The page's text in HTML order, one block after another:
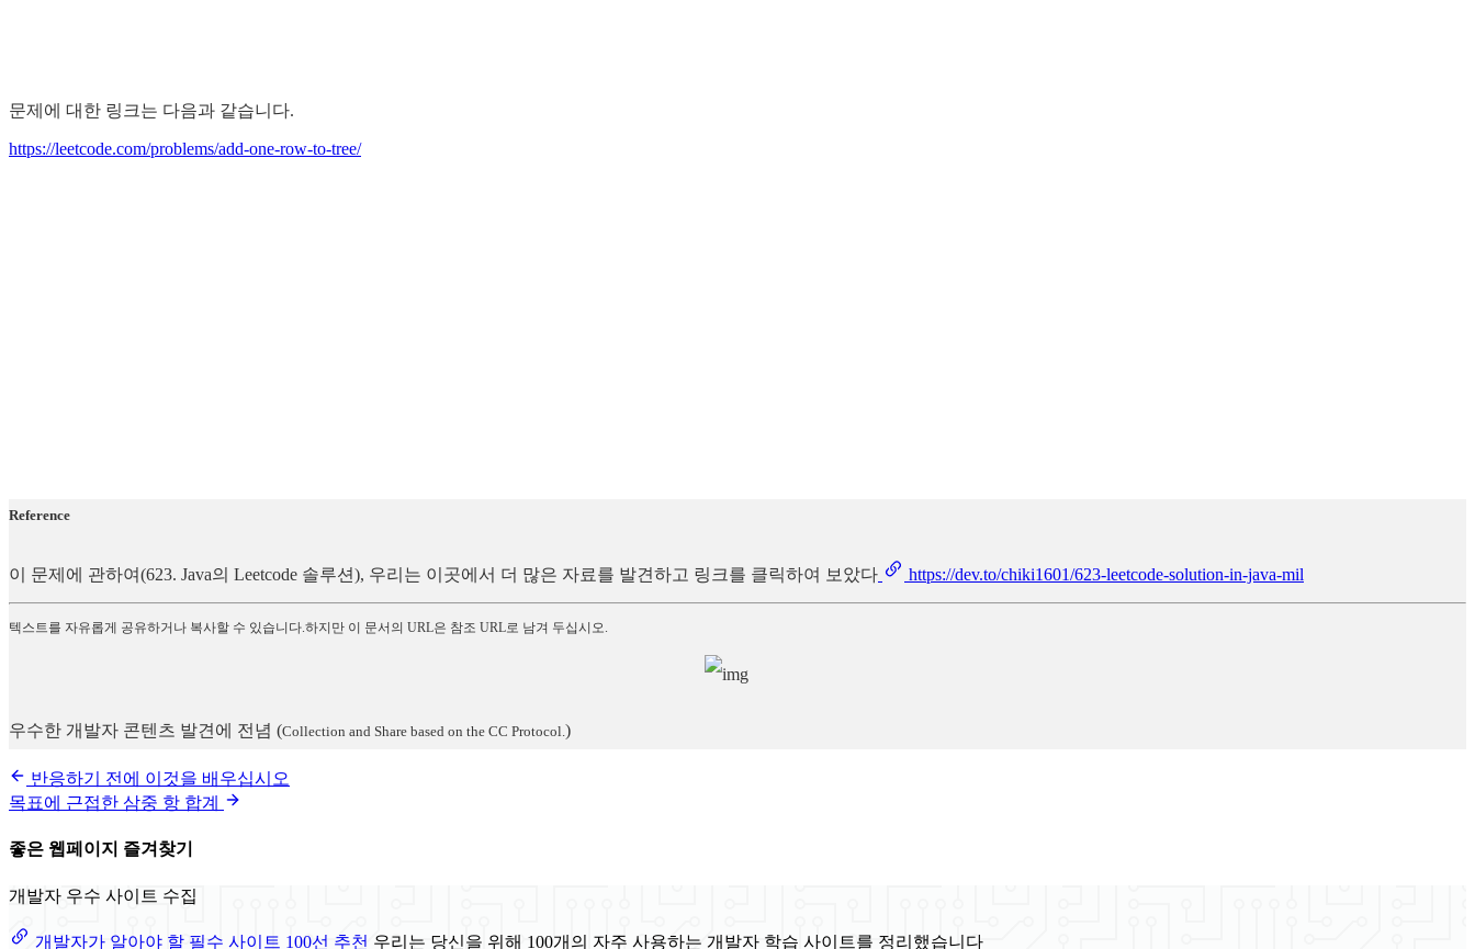
문제에 대한 링크는 다음과 같습니다.
https://leetcode.com/problems/add-one-row-to-tree/
Reference
이 문제에 관하여(623. Java의 Leetcode 솔루션), 우리는 이곳에서 더 많은 자료를 발견하고 링크를 클릭하여 보았다 https://dev.to/chiki1601/623-leetcode-solution-in-java-mil
텍스트를 자유롭게 공유하거나 복사할 수 있습니다.하지만 이 문서의 URL은 참조 URL로 남겨 두십시오.
우수한 개발자 콘텐츠 발견에 전념 (Collection and Share based on the CC Protocol.)
반응하기 전에 이것을 배우십시오
목표에 근접한 삼중 항 합계
좋은 웹페이지 즐겨찾기
개발자 우수 사이트 수집
개발자가 알아야 할 필수 사이트 100선 추천 우리는 당신을 위해 100개의 자주 사용하는 개발자 학습 사이트를 정리했습니다